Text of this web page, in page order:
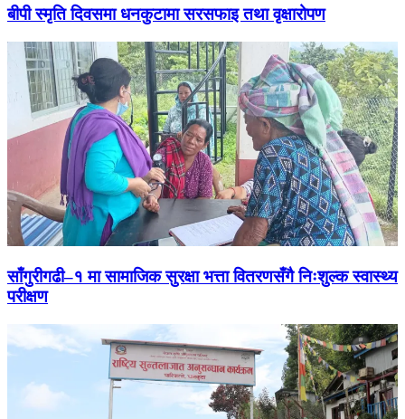
बीपी स्मृति दिवसमा धनकुटामा सरसफाइ तथा वृक्षारोपण
साँगुरीगढी–१ मा सामाजिक सुरक्षा भत्ता वितरणसँगै निःशुल्क स्वास्थ्य
परीक्षण